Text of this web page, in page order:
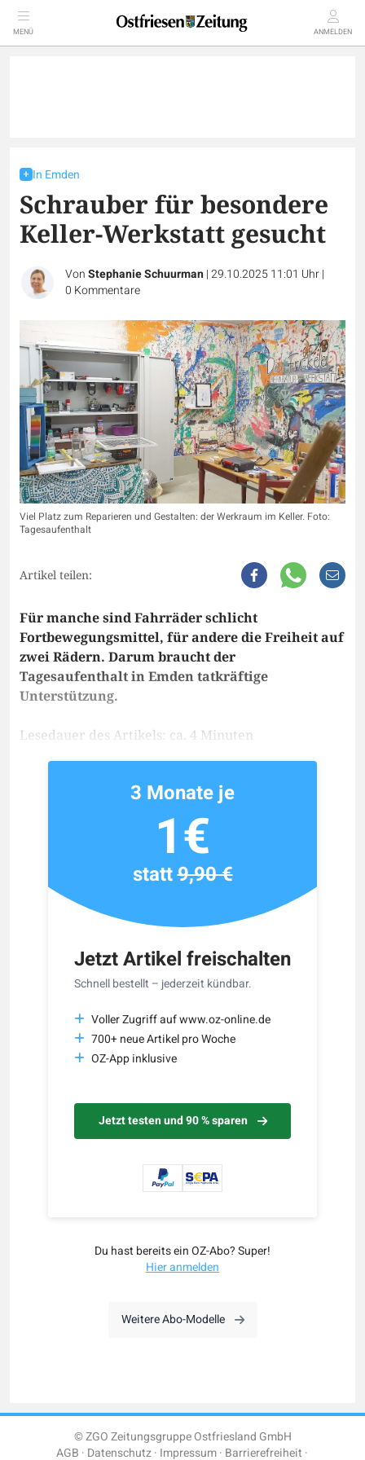
MENÜ ANMELDEN
In Emden
Schrauber für besondere
Keller-Werkstatt gesucht
VonStephanie Schuurman|29.10.2025 11:01 Uhr|
0 Kommentare
Viel Platz zum Reparieren und Gestalten: der Werkraum im Keller. Foto:
Tagesaufenthalt
Artikel teilen:
Für manche sind Fahrräder schlicht
Fortbewegungsmittel, für andere die Freiheit auf
zwei Rädern. Darum braucht der
Tagesaufenthalt in Emden tatkräftige
Unterstützung.
Lesedauer des Artikels: ca. 4 Minuten
Jetzt Artikel freischalten
Schnell bestellt – jederzeit kündbar.
Voller Zugriff auf www.oz-online.de
700+ neue Artikel pro Woche
OZ-App inklusive
Jetzt testen und 90 % sparen
3 Monate je
1€
statt9,90 €
Du hast bereits ein OZ-Abo? Super!
Hier anmelden
Weitere Abo-Modelle
© ZGO Zeitungsgruppe Ostfriesland GmbH
AGB Datenschutz Impressum Barrierefreiheit